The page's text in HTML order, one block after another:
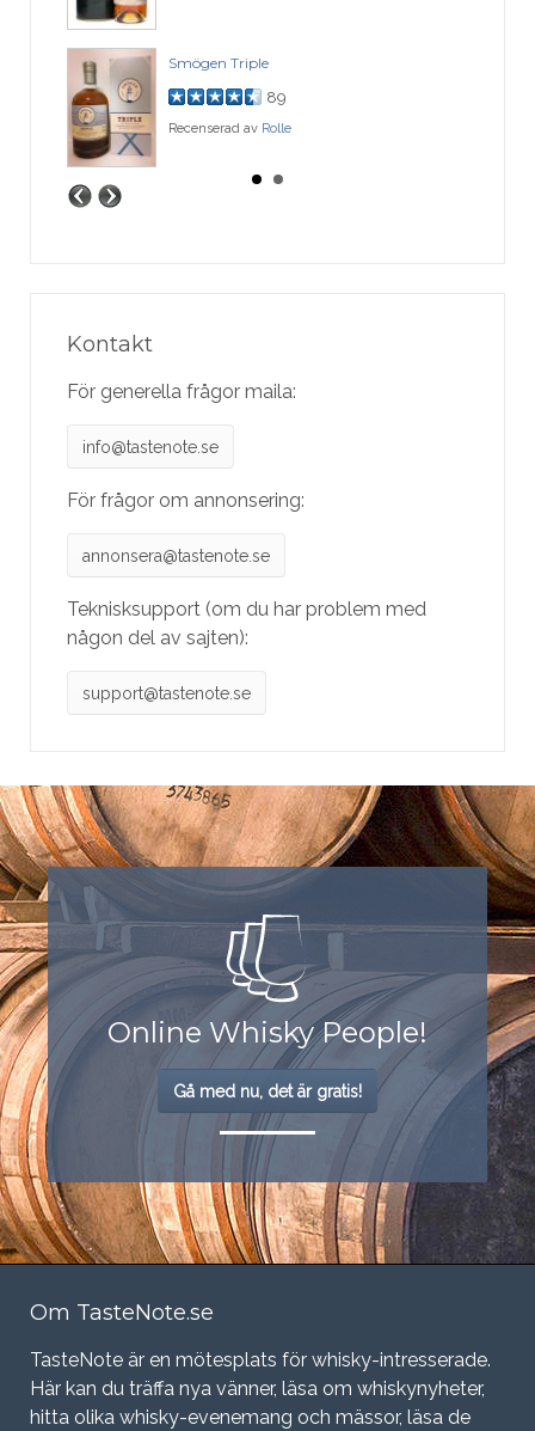
Smögen Triple
89
Recenserad av Rolle
Kontakt
För generella frågor maila:
info@tastenote.se
För frågor om annonsering:
annonsera@tastenote.se
Teknisksupport (om du har problem med
någon del av sajten):
support@tastenote.se
Online Whisky People!
Gå med nu, det är gratis!
Om TasteNote.se
TasteNote är en mötesplats för whisky-intresserade.
Här kan du träffa nya vänner, läsa om whiskynyheter,
hitta olika whisky-evenemang och mässor, läsa de